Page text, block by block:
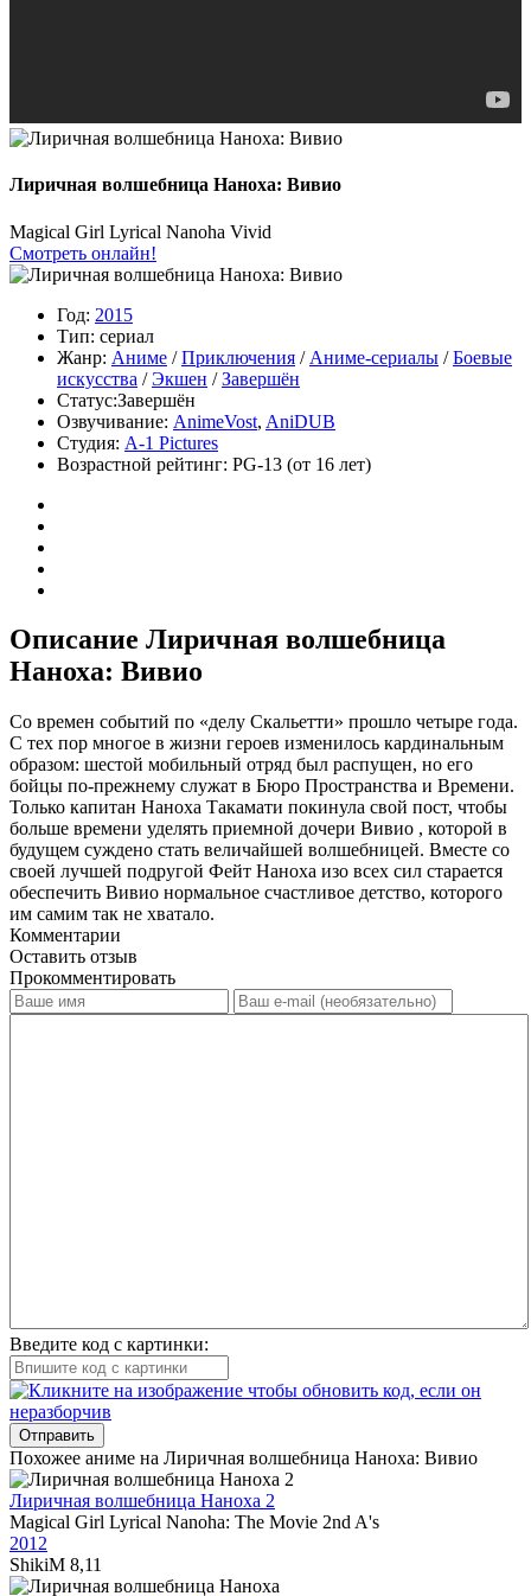
Лиричная волшебница Наноха: Вивио
Magical Girl Lyrical Nanoha Vivid
Смотреть онлайн!
Год: 2015
Тип: сериал
Жанр: Аниме /Приключения / Аниме-сериалы /Боевые
искусства /Экшен /Завершён
Статус:Завершён
Озвучивание: AnimeVost, AniDUB
Студия: A-1 Pictures
Возрастной рейтинг: PG-13 (от 16 лет)
Описание Лиричная волшебница
Наноха: Вивио
Со времен событий по «делу Скальетти» прошло четыре года.
С тех пор многое в жизни героев изменилось кардинальным
образом: шестой мобильный отряд был распущен, но его
бойцы по-прежнему служат в Бюро Пространства и Времени.
Только капитан Наноха Такамати покинула свой пост, чтобы
больше времени уделять приемной дочери Вивио , которой в
будущем суждено стать величайшей волшебницей. Вместе со
своей лучшей подругой Фейт Наноха изо всех сил старается
обеспечить Вивио нормальное счастливое детство, которого
им самим так не хватало.
Комментарии
Оставить отзыв
Прокомментировать
Введите код с картинки:
Отправить
Похожее аниме на Лиричная волшебница Наноха: Вивио
Лиричная волшебница Наноха 2
Magical Girl Lyrical Nanoha: The Movie 2nd A's
2012
ShikiM 8,11